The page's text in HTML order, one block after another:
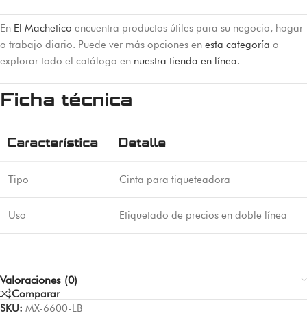
En El Machetico encuentra productos útiles para su negocio, hogar
o trabajo diario. Puede ver más opciones en esta categoría o
explorar todo el catálogo en nuestra tienda en línea.
Ficha técnica
Característica Detalle
Tipo Cinta para tiqueteadora
Uso Etiquetado de precios en doble línea
Valoraciones (0)
Comparar
SKU: MX-6600-LB